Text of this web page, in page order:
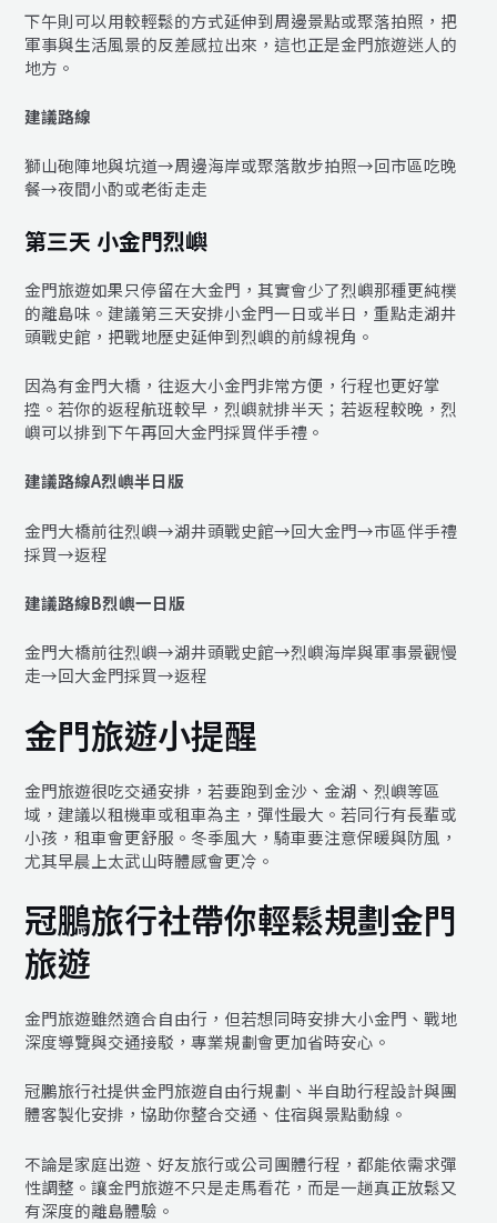
下午則可以用較輕鬆的方式延伸到周邊景點或聚落拍照，把
軍事與生活風景的反差感拉出來，這也正是金門旅遊迷人的
地方。
建議路線
獅山砲陣地與坑道→周邊海岸或聚落散步拍照→回市區吃晚
餐→夜間小酌或老街走走
第三天 小金門烈嶼
金門旅遊如果只停留在大金門，其實會少了烈嶼那種更純樸
的離島味。建議第三天安排小金門一日或半日，重點走湖井
頭戰史館，把戰地歷史延伸到烈嶼的前線視角。
因為有金門大橋，往返大小金門非常方便，行程也更好掌
控。若你的返程航班較早，烈嶼就排半天；若返程較晚，烈
嶼可以排到下午再回大金門採買伴手禮。
建議路線A烈嶼半日版
金門大橋前往烈嶼→湖井頭戰史館→回大金門→市區伴手禮
採買→返程
建議路線B烈嶼一日版
金門大橋前往烈嶼→湖井頭戰史館→烈嶼海岸與軍事景觀慢
走→回大金門採買→返程
金門旅遊小提醒
金門旅遊很吃交通安排，若要跑到金沙、金湖、烈嶼等區
域，建議以租機車或租車為主，彈性最大。若同行有長輩或
小孩，租車會更舒服。冬季風大，騎車要注意保暖與防風，
尤其早晨上太武山時體感會更冷。
冠鵬旅行社帶你輕鬆規劃金門
旅遊
金門旅遊雖然適合自由行，但若想同時安排大小金門、戰地
深度導覽與交通接駁，專業規劃會更加省時安心。
冠鵬旅行社提供金門旅遊自由行規劃、半自助行程設計與團
體客製化安排，協助你整合交通、住宿與景點動線。
不論是家庭出遊、好友旅行或公司團體行程，都能依需求彈
性調整。讓金門旅遊不只是走馬看花，而是一趟真正放鬆又
有深度的離島體驗。